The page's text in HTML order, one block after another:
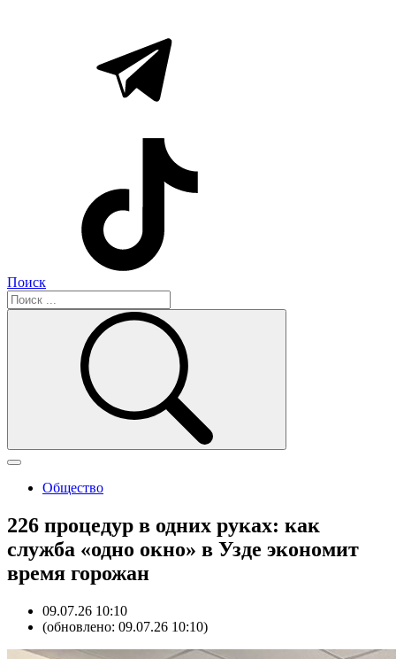
Поиск
Общество
226 процедур в одних руках: как
служба «одно окно» в Узде экономит
время горожан
09.07.26 10:10
(обновлено: 09.07.26 10:10)